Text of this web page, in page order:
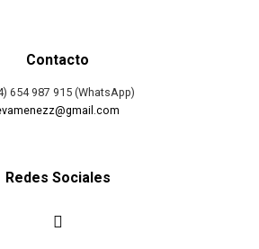
Contacto
654 987 915 (WhatsApp)
Redes Sociales